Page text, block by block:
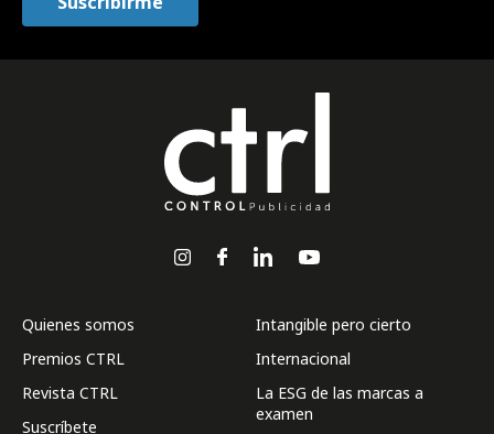
Quienes somos
Premios CTRL
Revista CTRL
Suscríbete
Intangible pero cierto
Internacional
La ESG de las marcas a
examen